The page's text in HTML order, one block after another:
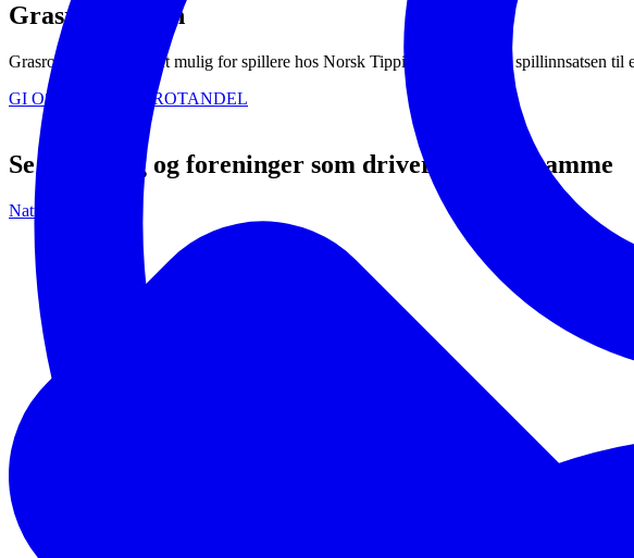
Grasrotandelen
Grasrotandelen gjør det mulig for spillere hos Norsk Tipping å gi deler av spillinnsatsen til
GI OSS DIN GRASROTANDEL
Se andre lag og foreninger som driver med det samme
Natur og miljø